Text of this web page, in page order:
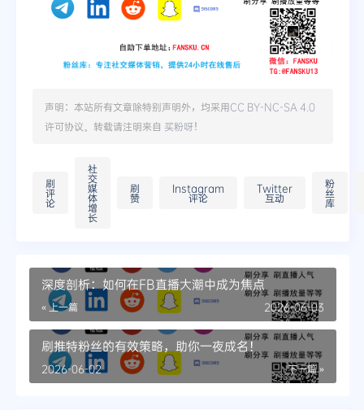
声明：本站所有文章除特别声明外，均采用CC BY-NC-SA 4.0
许可协议。转载请注明来自 买粉呀！
刷
评
论
社
交
媒
体
增
长
刷
赞
Instagram
评论
Twitter
互动
粉
丝
库
深度剖析：如何在FB直播大潮中成为焦点
« 上一篇 2026-06-03
刷推特粉丝的有效策略，助你一夜成名！
下一篇 »
2026-06-02